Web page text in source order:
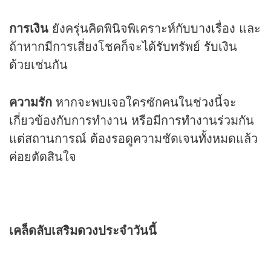
การเงิน ยังครุ่นคิดพินิจพิเคราะห์กับบางเรื่อง และ
ถ้าหากมีการเสี่ยงโชคก็จะได้รับทรัพย์ รับเงิน
ด้วยเช่นกัน
ความรัก หากจะพบเจอใครซักคนในช่วงนี้จะ
เกี่ยวข้องกับการทำงาน หรือมีการทำงานร่วมกัน
แต่สถานการณ์ ต้องรอดูความชัดเจนทั้งหมดแล้ว
ค่อยตัดสินใจ
เคล็ดลับเสริมดวงประจำวันนี้